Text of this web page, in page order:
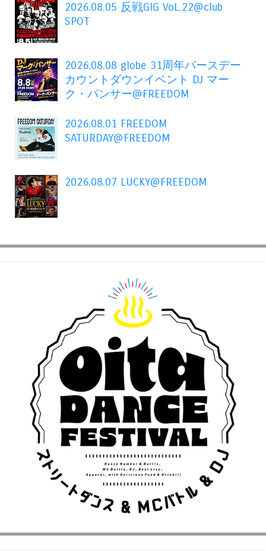
2026.08.05 反戦GIG VoL.22@club
SPOT
2026.08.08 globe 31周年バースデー
カウントダウンイベント DJ マー
ク・パンサー@FREEDOM
2026.08.01 FREEDOM
SATURDAY@FREEDOM
2026.08.07 LUCKY@FREEDOM